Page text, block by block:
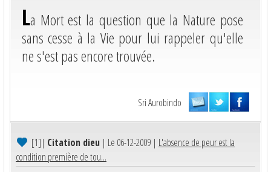
La Mort est la question que la Nature pose
sans cesse à la Vie pour lui rappeler qu'elle
ne s'est pas encore trouvée.
Sri Aurobindo
[1]| Citation dieu | Le 06-12-2009 | L'absence de peur est la
condition première de tou...